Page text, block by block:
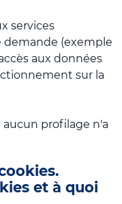
services
demande (exemple
aux données
sur la
profilage n'a
et à quoi